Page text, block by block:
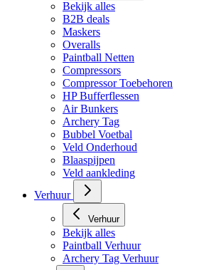
Veld en B2B
Bekijk alles
B2B deals
Maskers
Overalls
Paintball Netten
Compressors
Compressor Toebehoren
HP Bufferflessen
Air Bunkers
Archery Tag
Bubbel Voetbal
Veld Onderhoud
Blaaspijpen
Veld aankleding
Verhuur
Bekijk alles
Paintball Verhuur